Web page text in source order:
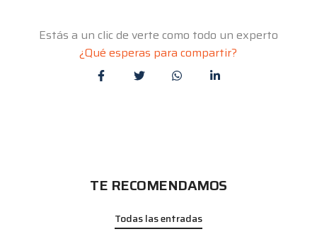
Estás a un clic de verte como todo un experto
¿Qué esperas para compartir?
TE RECOMENDAMOS
Todas las entradas